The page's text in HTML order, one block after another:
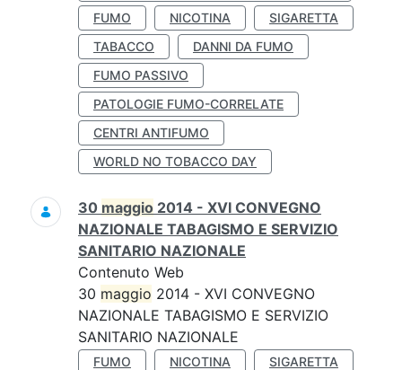
FUMO
NICOTINA
SIGARETTA
TABACCO
DANNI DA FUMO
FUMO PASSIVO
PATOLOGIE FUMO-CORRELATE
CENTRI ANTIFUMO
WORLD NO TOBACCO DAY
30 maggio 2014 - XVI CONVEGNO
NAZIONALE TABAGISMO E SERVIZIO
SANITARIO NAZIONALE
Contenuto Web
30 maggio 2014 - XVI CONVEGNO
NAZIONALE TABAGISMO E SERVIZIO
SANITARIO NAZIONALE
FUMO NICOTINA
SIGARETTA